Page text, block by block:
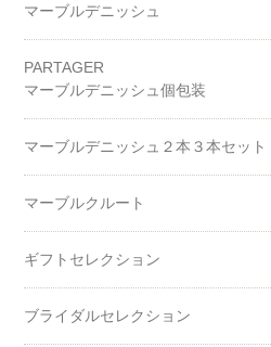
マーブルデニッシュ
PARTAGER
マーブルデニッシュ個包装
マーブルデニッシュ２本３本セット
マーブルクルート
ギフトセレクション
ブライダルセレクション